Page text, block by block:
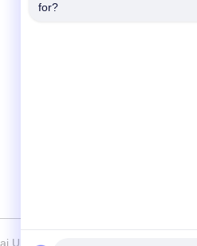
cleaning Equipment Co.,
for?